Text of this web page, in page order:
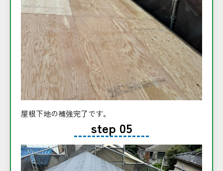
屋根下地の補強完了です。
step 05